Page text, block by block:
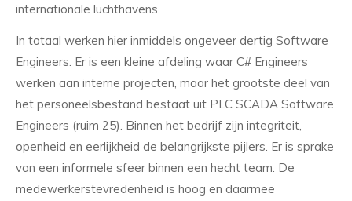
internationale luchthavens.
In totaal werken hier inmiddels ongeveer dertig Software
Engineers. Er is een kleine afdeling waar C# Engineers
werken aan interne projecten, maar het grootste deel van
het personeelsbestand bestaat uit PLC SCADA Software
Engineers (ruim 25). Binnen het bedrijf zijn integriteit,
openheid en eerlijkheid de belangrijkste pijlers. Er is sprake
van een informele sfeer binnen een hecht team. De
medewerkerstevredenheid is hoog en daarmee